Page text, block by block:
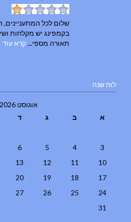
שלום לכל המתעניינים,
בקמפינג יש מקלחות
תאורה מספי...קרא עוד
לוח שנה
אוגוסט 2026
א
ב ג ד
3
4
5
6
10
11
12
13
17
18
19
20
24
25
26
27
31